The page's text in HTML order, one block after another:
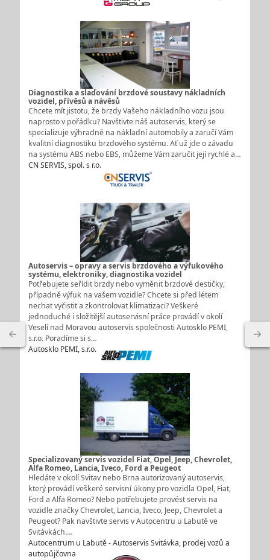
Diagnostika a slaďování brzdové soustavy nákladních
vozidel, přívěsů a návěsů
Chcete mít jistotu, že brzdy Vašeho nákladního vozu jsou
naprosto v pořádku? Navštivte náš autoservis, který se
specializuje výhradně na nákladní automobily a zaručí Vám
kvalitní diagnostiku brzdového systému. Ať už jde o závadu
na systému ABS nebo EBS, můžeme Vám zaručit její rychlé a…
CN SERVIS, spol. s r.o.
Autoservis – opravy a servis brzdového a výfukového
systému, elektroniky, diagnostika vozidel
Potřebujete seřídit brzdy nebo vyměnit brzdové destičky,
případně výfuk na vašem vozidle? Chcete si před létem
nechat vyčistit a zkontrolovat klimatizaci? Veškeré
jednoduché i složitější autoservisní práce provádí v okolí
Veselí nad Moravou autoservis společnosti Autosklo PEMI,
s.r.o. Poradíme si s…
Autosklo PEMI, s.r.o.
Specializovaný servis vozidel Fiat, Opel, Jeep, Chevrolet,
Alfa Romeo, Lancia, Iveco, Ford a Peugeot
Hledáte v okolí Svitav nebo Brna autorizovaný autoservis,
který provádí veškeré servisní úkony pro vozidla Opel, Fiat,
Ford a Alfa Romeo? Nebo potřebujete provést servis na
vozidle značky Chevrolet, Lancia, Iveco, Jeep, Chevrolet a
Peugeot? Pak navštivte servis v Autocentru u Labutě ve
Svitávkách.…
Autocentrum u Labutě - Autoservis Svitávka, prodej vozů a
autopůjčovna